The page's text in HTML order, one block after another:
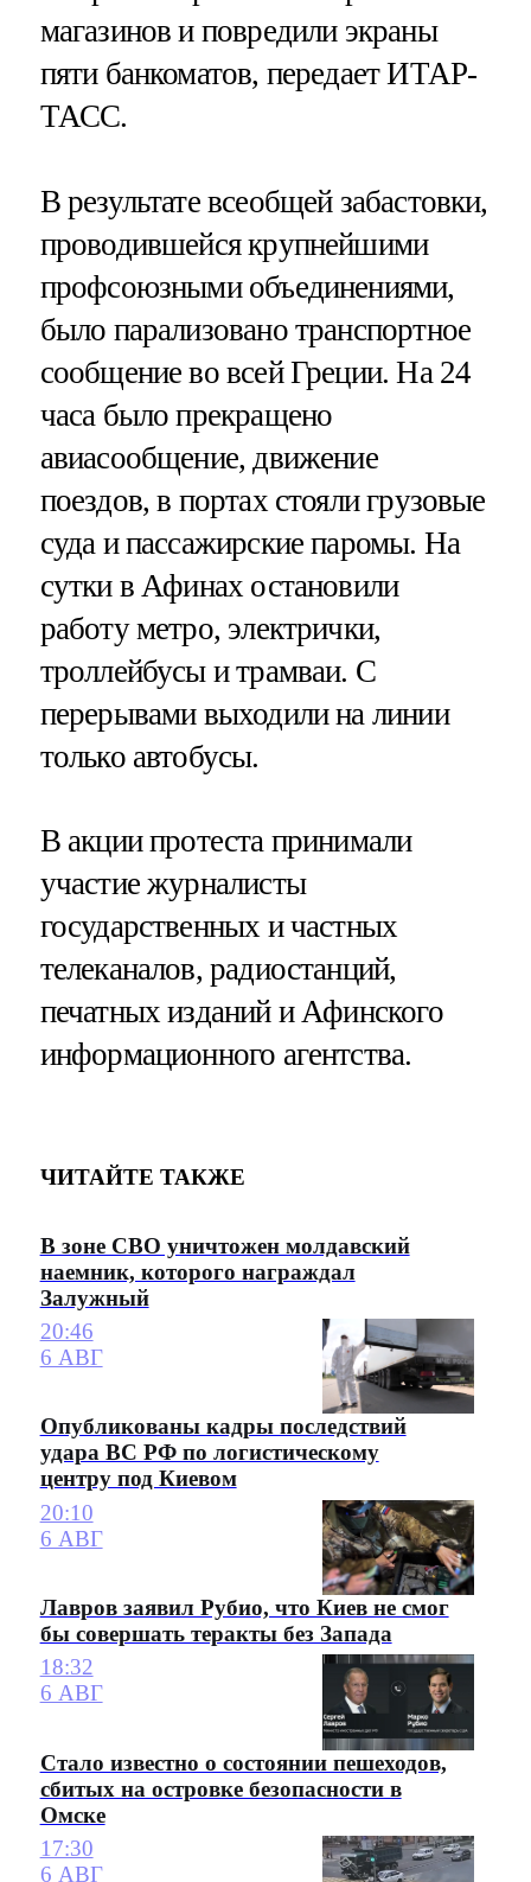
магазинов и повредили экраны
пяти банкоматов, передает ИТАР-
ТАСС.
В результате всеобщей забастовки,
проводившейся крупнейшими
профсоюзными объединениями,
было парализовано транспортное
сообщение во всей Греции. На 24
часа было прекращено
авиасообщение, движение
поездов, в портах стояли грузовые
суда и пассажирские паромы. На
сутки в Афинах остановили
работу метро, электрички,
троллейбусы и трамваи. С
перерывами выходили на линии
только автобусы.
В акции протеста принимали
участие журналисты
государственных и частных
телеканалов, радиостанций,
печатных изданий и Афинского
информационного агентства.
ЧИТАЙТЕ ТАКЖЕ
В зоне СВО уничтожен молдавский
наемник, которого награждал
Залужный
20:46
6 АВГ
Опубликованы кадры последствий
удара ВС РФ по логистическому
центру под Киевом
20:10
6 АВГ
Лавров заявил Рубио, что Киев не смог
бы совершать теракты без Запада
18:32
6 АВГ
Стало известно о состоянии пешеходов,
сбитых на островке безопасности в
Омске
17:30
6 АВГ